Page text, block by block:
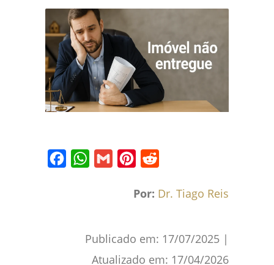
FacebookWhatsApp
Gmail Pinterest
Por: Dr. Tiago Reis
Publicado em: 17/07/2025 |
Atualizado em: 17/04/2026